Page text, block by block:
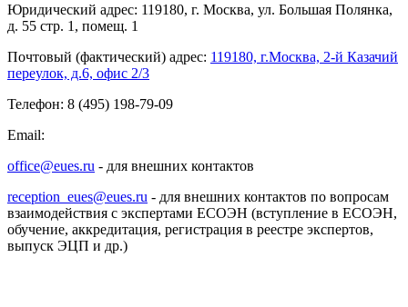
Юридический адрес: 119180, г. Москва, ул. Большая Полянка,
д. 55 стр. 1, помещ. 1
Почтовый (фактический) адрес: 119180, г.Москва, 2-й Казачий
переулок, д.6, офис 2/3
Телефон: 8 (495) 198-79-09
Email:
office@eues.ru - для внешних контактов
reception_eues@eues.ru - для внешних контактов по вопросам
взаимодействия с экспертами ЕСОЭН (вступление в ЕСОЭН,
обучение, аккредитация, регистрация в реестре экспертов,
выпуск ЭЦП и др.)